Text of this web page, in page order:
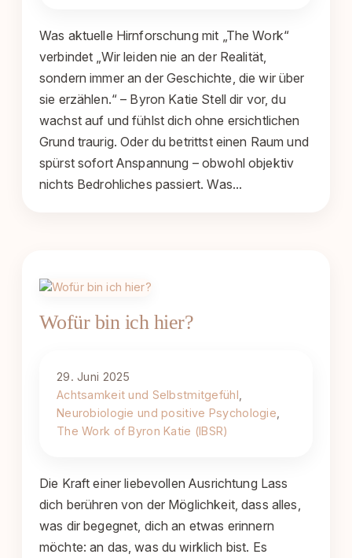
Was aktuelle Hirnforschung mit „The Work“
verbindet „Wir leiden nie an der Realität,
sondern immer an der Geschichte, die wir über
sie erzählen.“ – Byron Katie Stell dir vor, du
wachst auf und fühlst dich ohne ersichtlichen
Grund traurig. Oder du betrittst einen Raum und
spürst sofort Anspannung – obwohl objektiv
nichts Bedrohliches passiert. Was…
Wofür bin ich hier?
29. Juni 2025
Achtsamkeit und Selbstmitgefühl
Neurobiologie und positive Psychologie
The Work of Byron Katie (IBSR)
Die Kraft einer liebevollen Ausrichtung Lass
dich berühren von der Möglichkeit, dass alles,
was dir begegnet, dich an etwas erinnern
möchte: an das, was du wirklich bist. Es